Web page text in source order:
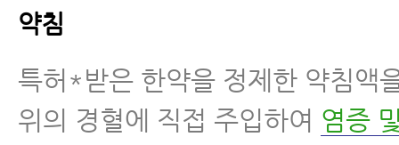
약침
특허*받은 한약을 정제한 약침액
위의 경혈에 직접 주입하여 염증